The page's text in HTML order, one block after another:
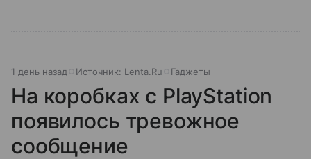
1 день назад Источник: Lenta.Ru Гаджеты
На коробках с PlayStation
появилось тревожное
сообщение